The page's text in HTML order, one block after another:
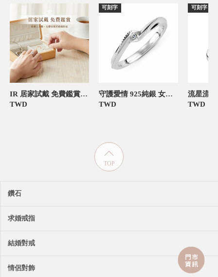
IR 居家試戴 免費鑑賞 僅需支付押金
TWD
可刻字
守護愛情 925純銀 女款定情對戒
TWD
可刻字
TWD
TOP
鑽石
求婚戒指
結婚對戒
情侶對飾